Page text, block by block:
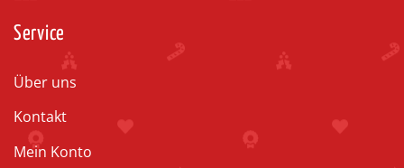
Service
Über uns
Kontakt
Mein Konto